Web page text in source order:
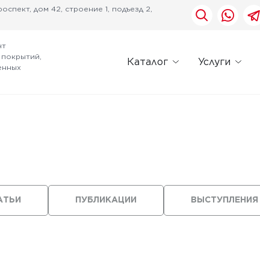
дом 42, строение 1, подъезд 2,
Каталог Услуги
ВЫСТУПЛЕНИЯ
ПУБЛИКАЦИИ